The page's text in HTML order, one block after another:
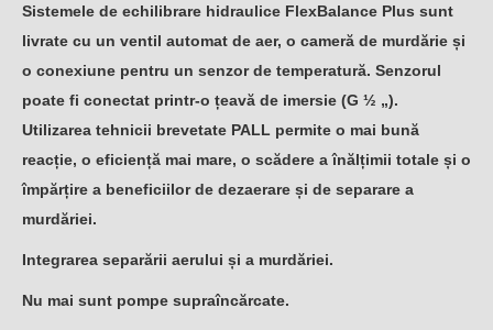
Sistemele de echilibrare hidraulice FlexBalance Plus sunt
livrate cu un ventil automat de aer, o cameră de murdărie și
o conexiune pentru un senzor de temperatură. Senzorul
poate fi conectat printr-o țeavă de imersie (G ½ „).
Utilizarea tehnicii brevetate PALL permite o mai bună
reacție, o eficiență mai mare, o scădere a înălțimii totale și o
împărțire a beneficiilor de dezaerare și de separare a
murdăriei.
Integrarea separării aerului și a murdăriei.
Nu mai sunt pompe supraîncărcate.